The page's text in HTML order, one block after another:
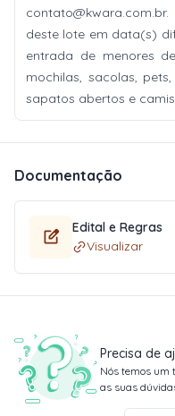
contato@kwara.com.br.
deste lote em data(s)
entrada de menores
mochilas, sacolas,
sapatos abertos e
Documentação
Edital e Regras
Visualizar
Precisa de
Nós temos
as suas